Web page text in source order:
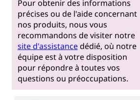
Pour obtenir des informations
précises ou de l'aide concernant
nos produits, nous vous
recommandons de visiter notre
site d'assistancedédié, où notre
équipe est à votre disposition
pour répondre à toutes vos
questions ou préoccupations.